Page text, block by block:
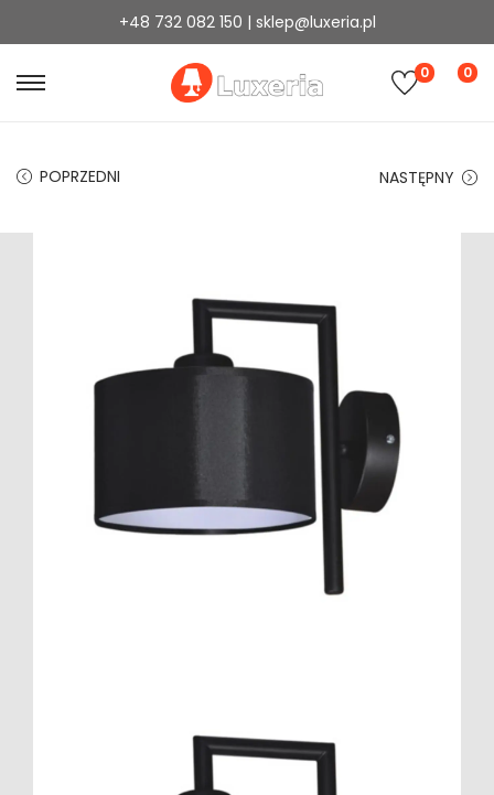
+48 732 082 150 | sklep@luxeria.pl
0 0
POPRZEDNI NASTĘPNY